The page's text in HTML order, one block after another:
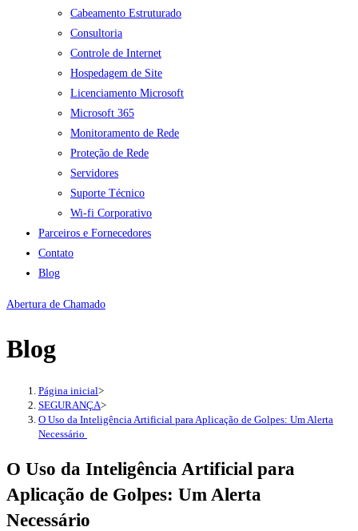
Cabeamento Estruturado
Consultoria
Controle de Internet
Hospedagem de Site
Licenciamento Microsoft
Microsoft 365
Monitoramento de Rede
Proteção de Rede
Servidores
Suporte Técnico
Wi-fi Corporativo
Parceiros e Fornecedores
Contato
Blog
Abertura de Chamado
Blog
Página inicial>
SEGURANÇA>
O Uso da Inteligência Artificial para Aplicação de Golpes: Um Alerta
Necessário
O Uso da Inteligência Artificial para
Aplicação de Golpes: Um Alerta
Necessário